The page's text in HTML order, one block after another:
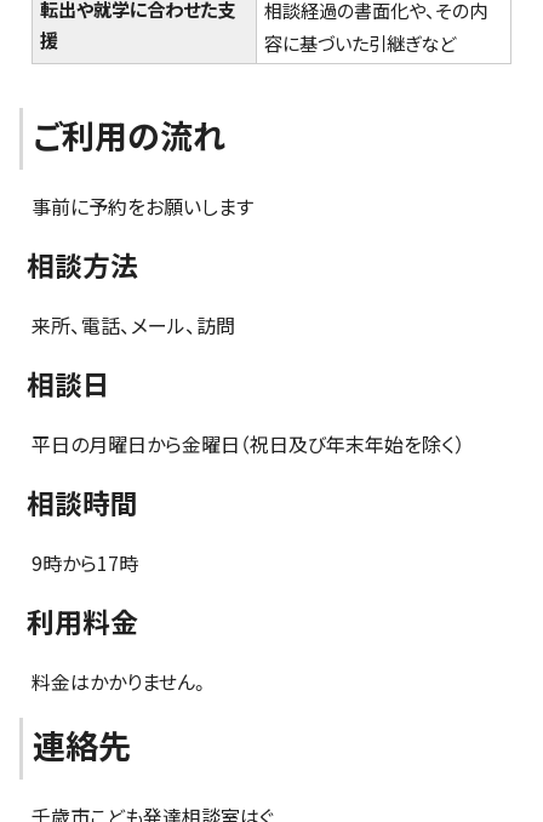
転出や就学に合わせた支
援
相談経過の書面化や、その内
容に基づいた引継ぎなど
ご利用の流れ
事前に予約をお願いします
相談方法
来所、電話、メール、訪問
相談日
平日の月曜日から金曜日（祝日及び年末年始を除く）
相談時間
9時から17時
利用料金
料金はかかりません。
連絡先
千歳市こども発達相談室はぐ